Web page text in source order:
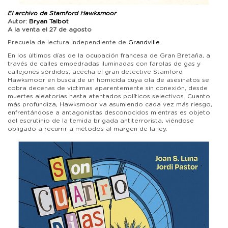
El archivo de Stamford Hawksmoor
Autor: Bryan Talbot
A la venta el 27 de agosto
Precuela de lectura independiente de Grandville
En los últimos días de la ocupación francesa de Gran Bretaña, a
través de calles empedradas iluminadas con farolas de gas y
callejones sórdidos, acecha el gran detective Stamford
Hawksmoor en busca de un homicida cuya ola de asesinatos se
cobra decenas de víctimas aparentemente sin conexión, desde
muertes aleatorias hasta atentados políticos selectivos. Cuanto
más profundiza, Hawksmoor va asumiendo cada vez más riesgo,
enfrentándose a antagonistas desconocidos mientras es objeto
del escrutinio de la temida brigada antiterrorista, viéndose
obligado a recurrir a métodos al margen de la ley.